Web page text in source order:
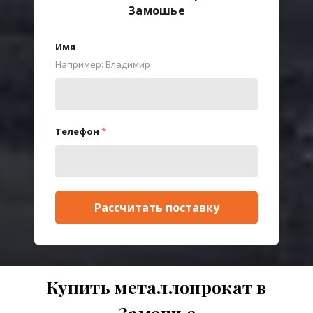
Замошье
Имя
Например: Владимир
Телефон *
Рассчитать поставку
Купить металлопрокат в